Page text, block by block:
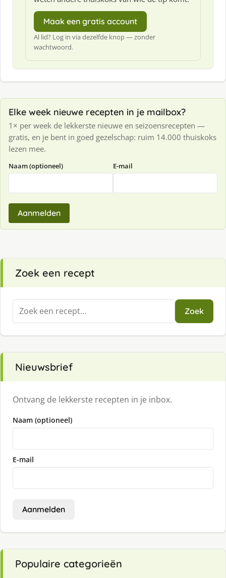
Maak een gratis account
Al lid? Log in via dezelfde knop — zonder
wachtwoord.
Elke week nieuwe recepten in je mailbox?
1× per week de lekkerste nieuwe en seizoensrecepten —
gratis, en je bent in goed gezelschap: ruim 14.000 thuiskoks
lezen mee.
Naam (optioneel) E-mail
Aanmelden
Zoek een recept
Zoeken
naar:
Zoek
Nieuwsbrief
Ontvang de lekkerste recepten in je inbox.
Naam (optioneel)
E-mail
Aanmelden
Populaire categorieën